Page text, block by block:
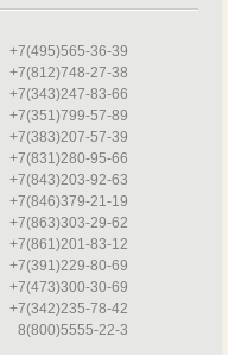
+7(495)565-36-39
+7(812)748-27-38
+7(343)247-83-66
+7(351)799-57-89
+7(383)207-57-39
+7(831)280-95-66
+7(843)203-92-63
+7(846)379-21-19
+7(863)303-29-62
+7(861)201-83-12
+7(391)229-80-69
+7(473)300-30-69
+7(342)235-78-42
8(800)5555-22-3